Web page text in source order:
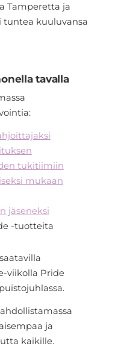
Tamperetta ja
tuntea kuuluvansa
tavalla
tukitiimiin
mukaan
jäseneksi
-tuotteita
viikolla Pride
ja
kaikille.